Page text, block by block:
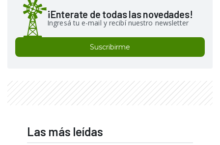
¡Enterate de todas las novedades!
Ingresá tu e-mail y recibí nuestro newsletter
Suscribirme
Las más leídas